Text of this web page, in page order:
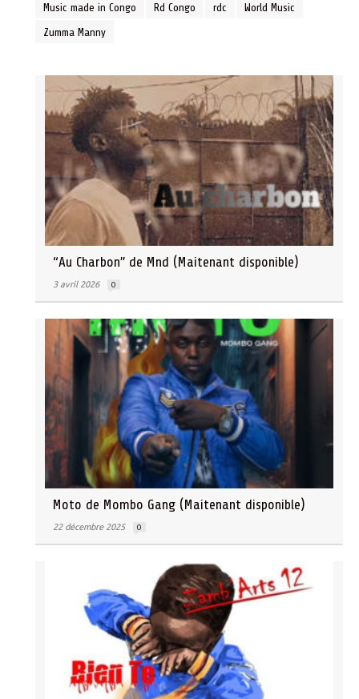
Music made in Congo Rd Congo rdc World Music
Zumma Manny
“Au Charbon” de Mnd (Maitenant disponible)
3 avril 2026 0
Moto de Mombo Gang (Maitenant disponible)
22 décembre 2025 0